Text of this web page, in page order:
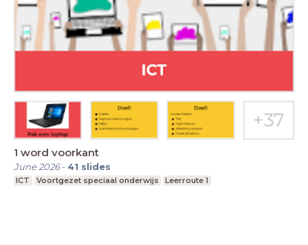
1 word voorkant
June 2026- 41 slides
ICT Voortgezet speciaal onderwijs Leerroute 1